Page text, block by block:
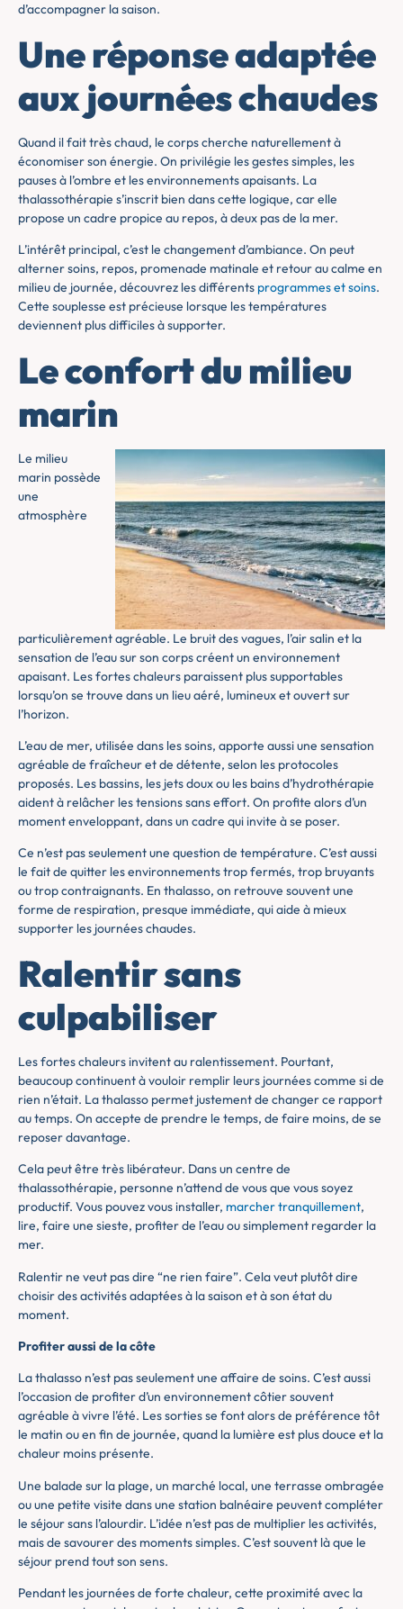
d’accompagner la saison.
Une réponse adaptée
aux journées chaudes
Quand il fait très chaud, le corps cherche naturellement à
économiser son énergie. On privilégie les gestes simples, les
pauses à l’ombre et les environnements apaisants. La
thalassothérapie s’inscrit bien dans cette logique, car elle
propose un cadre propice au repos, à deux pas de la mer.
L’intérêt principal, c’est le changement d’ambiance. On peut
alterner soins, repos, promenade matinale et retour au calme en
milieu de journée, découvrez les différents programmes et soins.
Cette souplesse est précieuse lorsque les températures
deviennent plus difficiles à supporter.
Le confort du milieu
marin
Le milieu
marin possède
une
atmosphère
particulièrement agréable. Le bruit des vagues, l’air salin et la
sensation de l’eau sur son corps créent un environnement
apaisant. Les fortes chaleurs paraissent plus supportables
lorsqu’on se trouve dans un lieu aéré, lumineux et ouvert sur
l’horizon.
L’eau de mer, utilisée dans les soins, apporte aussi une sensation
agréable de fraîcheur et de détente, selon les protocoles
proposés. Les bassins, les jets doux ou les bains d’hydrothérapie
aident à relâcher les tensions sans effort. On profite alors d’un
moment enveloppant, dans un cadre qui invite à se poser.
Ce n’est pas seulement une question de température. C’est aussi
le fait de quitter les environnements trop fermés, trop bruyants
ou trop contraignants. En thalasso, on retrouve souvent une
forme de respiration, presque immédiate, qui aide à mieux
supporter les journées chaudes.
Ralentir sans
culpabiliser
Les fortes chaleurs invitent au ralentissement. Pourtant,
beaucoup continuent à vouloir remplir leurs journées comme si de
rien n’était. La thalasso permet justement de changer ce rapport
au temps. On accepte de prendre le temps, de faire moins, de se
reposer davantage.
Cela peut être très libérateur. Dans un centre de
thalassothérapie, personne n’attend de vous que vous soyez
productif. Vous pouvez vous installer, marcher tranquillement,
lire, faire une sieste, profiter de l’eau ou simplement regarder la
mer.
Ralentir ne veut pas dire “ne rien faire”. Cela veut plutôt dire
choisir des activités adaptées à la saison et à son état du
moment.
Profiter aussi de la côte
La thalasso n’est pas seulement une affaire de soins. C’est aussi
l’occasion de profiter d’un environnement côtier souvent
agréable à vivre l’été. Les sorties se font alors de préférence tôt
le matin ou en fin de journée, quand la lumière est plus douce et la
chaleur moins présente.
Une balade sur la plage, un marché local, une terrasse ombragée
ou une petite visite dans une station balnéaire peuvent compléter
le séjour sans l’alourdir. L’idée n’est pas de multiplier les activités,
mais de savourer des moments simples. C’est souvent là que le
séjour prend tout son sens.
Pendant les journées de forte chaleur, cette proximité avec la